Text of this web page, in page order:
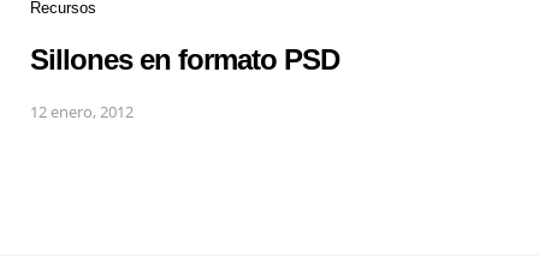
Recursos
Sillones en formato PSD
12 enero, 2012